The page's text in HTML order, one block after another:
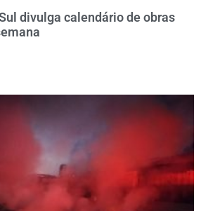
divulga calendário de obras